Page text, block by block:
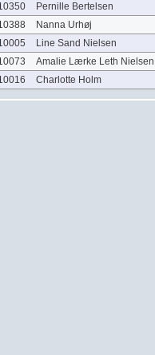
Pernille Bertelsen
Nanna Urhøj
Line Sand Nielsen
Amalie Lærke Leth Nielsen
Charlotte Holm